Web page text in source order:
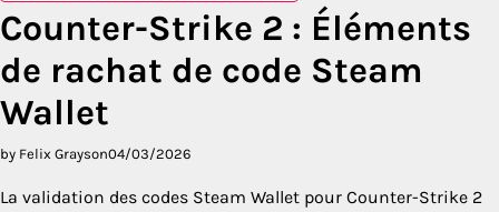
Counter-Strike 2 : Éléments
de rachat de code Steam
Wallet
by Felix Grayson04/03/2026
La validation des codes Steam Wallet pour Counter-Strike 2